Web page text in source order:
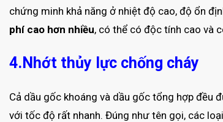
chứng minh khả năng ở nhiệt độ cao, độ ổn
phí cao hơn nhiều, có thể có độc tính cao và
4.Nhớt thủy lực chống cháy
Cả dầu gốc khoáng và dầu gốc tổng hợp đều
với tốc độ rất nhanh. Đúng như tên gọi, các